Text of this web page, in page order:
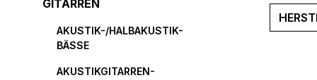
GITARREN
AKUSTIK-/HALBAKUSTIK-
BÄSSE
AKUSTIKGITARREN-